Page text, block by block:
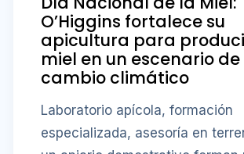
O’Higgins fortalece su
apicultura para
miel en un escenario de
cambio climático
Laboratorio apícola, formación
especializada, asesoría en